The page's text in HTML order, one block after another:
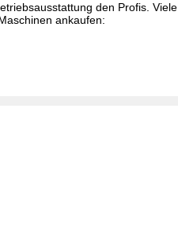
den Profis. Viele
ankaufen: